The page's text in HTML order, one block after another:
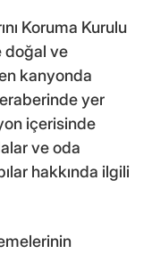
Koruma Kurulu
doğal ve
kanyonda
yer
içerisinde
ve oda
hakkında ilgili